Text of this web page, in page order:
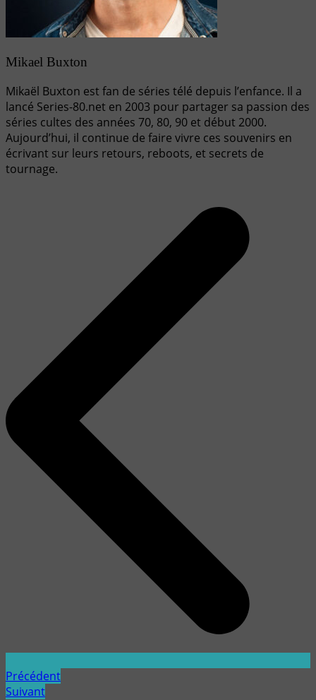
Mikael Buxton
Mikaël Buxton est fan de séries télé depuis l’enfance. Il a
lancé Series-80.net en 2003 pour partager sa passion des
séries cultes des années 70, 80, 90 et début 2000.
Aujourd’hui, il continue de faire vivre ces souvenirs en
écrivant sur leurs retours, reboots, et secrets de
tournage.
Précédent
Suivant